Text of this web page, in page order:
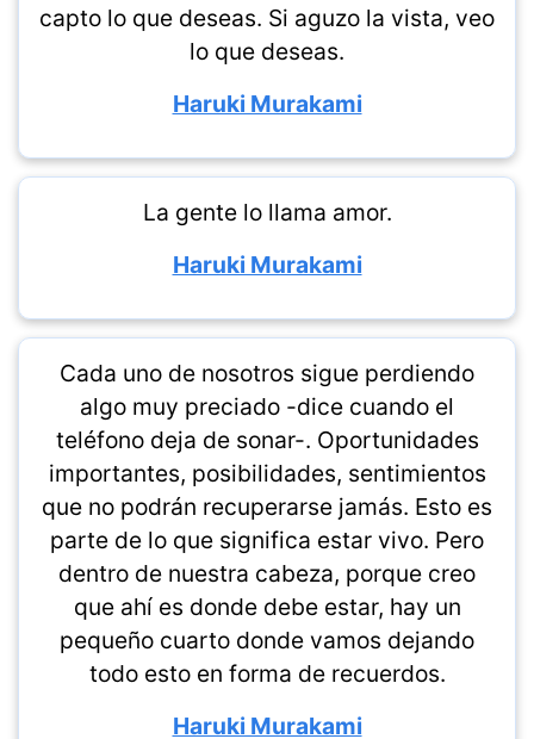
capto lo que deseas. Si aguzo la vista, veo
lo que deseas.
Haruki Murakami
La gente lo llama amor.
Haruki Murakami
Cada uno de nosotros sigue perdiendo
algo muy preciado -dice cuando el
teléfono deja de sonar-. Oportunidades
importantes, posibilidades, sentimientos
que no podrán recuperarse jamás. Esto es
parte de lo que significa estar vivo. Pero
dentro de nuestra cabeza, porque creo
que ahí es donde debe estar, hay un
pequeño cuarto donde vamos dejando
todo esto en forma de recuerdos.
Haruki Murakami